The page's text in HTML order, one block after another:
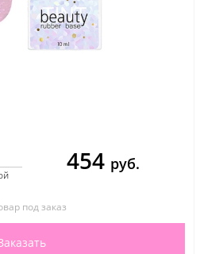
454 руб.
под заказ